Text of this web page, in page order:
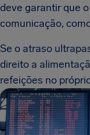
deve garantir que
comunicação,
Se o atraso
direito a
refeições no